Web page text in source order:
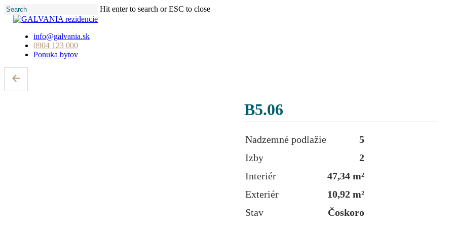
Skip
content
Hit enter to search or ESC to close
Close
info@galvania.sk
0904 123 000
Ponuka bytov
B5.06
Nadzemné podlažie
5
Izby
2
Interiér
47,34 m²
Exteriér
10,92 m²
Stav
Čoskoro